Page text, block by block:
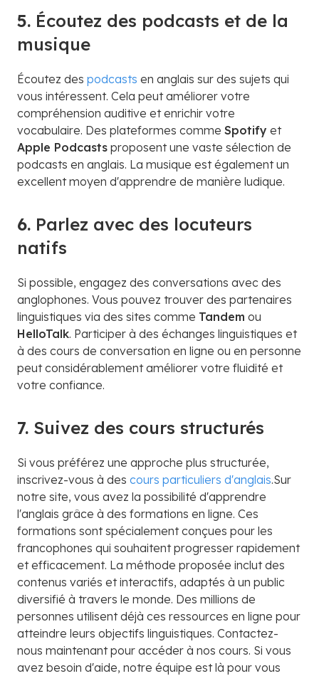
5. Écoutez des podcasts et de la
musique
Écoutez des podcasts en anglais sur des sujets qui
vous intéressent. Cela peut améliorer votre
compréhension auditive et enrichir votre
vocabulaire. Des plateformes comme Spotify et
Apple Podcasts proposent une vaste sélection de
podcasts en anglais. La musique est également un
excellent moyen d'apprendre de manière ludique.
6. Parlez avec des locuteurs
natifs
Si possible, engagez des conversations avec des
anglophones. Vous pouvez trouver des partenaires
linguistiques via des sites comme Tandem ou
HelloTalk. Participer à des échanges linguistiques et
à des cours de conversation en ligne ou en personne
peut considérablement améliorer votre fluidité et
votre confiance.
7. Suivez des cours structurés
Si vous préférez une approche plus structurée,
inscrivez-vous à des cours particuliers d'anglais.Sur
notre site, vous avez la possibilité d'apprendre
l'anglais grâce à des formations en ligne. Ces
formations sont spécialement conçues pour les
francophones qui souhaitent progresser rapidement
et efficacement. La méthode proposée inclut des
contenus variés et interactifs, adaptés à un public
diversifié à travers le monde. Des millions de
personnes utilisent déjà ces ressources en ligne pour
atteindre leurs objectifs linguistiques. Contactez-
nous maintenant pour accéder à nos cours. Si vous
avez besoin d'aide, notre équipe est là pour vous